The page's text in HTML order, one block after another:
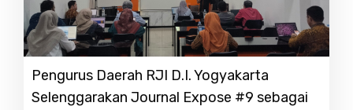
Pengurus Daerah RJI D.I. Yogyakarta
Selenggarakan Journal Expose #9 sebagai